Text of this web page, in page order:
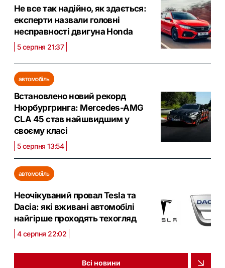
Не все так надійно, як здається:
експерти назвали головні
несправності двигуна Honda
5 серпня 21:37
автомобіль
Встановлено новий рекорд
Нюрбургринга: Mercedes-AMG
CLA 45 став найшвидшим у
своєму класі
5 серпня 13:54
автомобіль
Неочікуваний провал Tesla та
Dacia: які вживані автомобілі
найгірше проходять техогляд
4 серпня 22:02
Всі новини